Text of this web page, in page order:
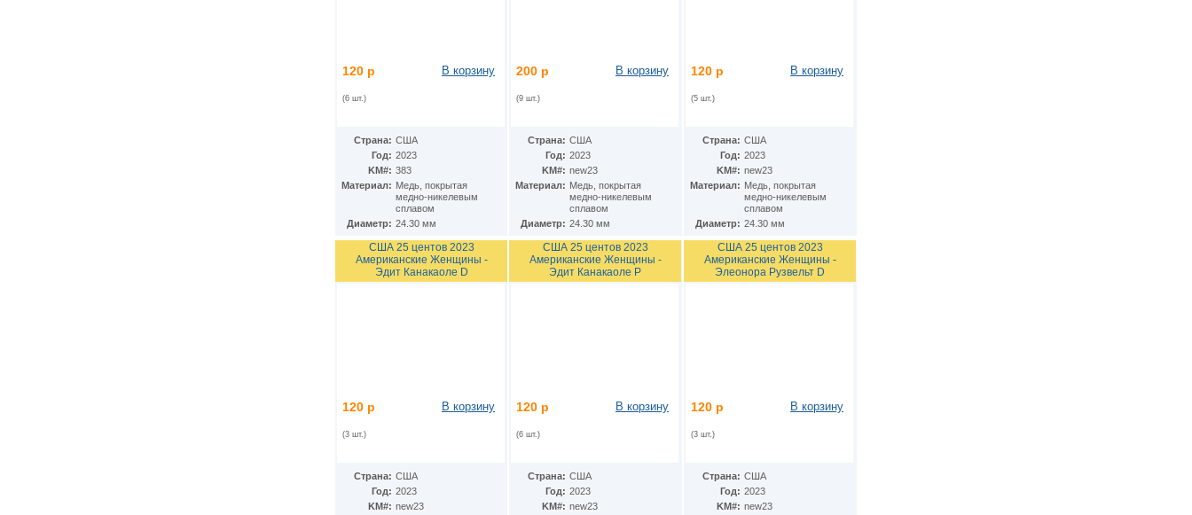
120 р
(6 шт.)
В корзину
Страна: США
Год: 2023
KM#: 383
Материал: Медь, покрытая
медно-никелевым
сплавом
Диаметр: 24.30 мм
200 р
(9 шт.)
В корзину
Страна: США
Год: 2023
KM#: new23
Материал: Медь, покрытая
медно-никелевым
сплавом
Диаметр: 24.30 мм
120 р
(5 шт.)
В корзину
Страна: США
Год: 2023
KM#: new23
Материал: Медь, покрытая
медно-никелевым
сплавом
Диаметр: 24.30 мм
США 25 центов 2023
Американские Женщины -
Эдит Канакаоле D
120 р
(3 шт.)
В корзину
Страна: США
Год: 2023
KM#: new23
США 25 центов 2023
Американские Женщины -
Эдит Канакаоле P
120 р
(6 шт.)
В корзину
Страна: США
Год: 2023
KM#: new23
США 25 центов 2023
Американские Женщины -
Элеонора Рузвельт D
120 р
(3 шт.)
В корзину
Страна: США
Год: 2023
KM#: new23